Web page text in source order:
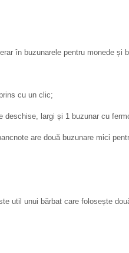
în buzunarele pentru monede și
cu un clic;
deschise, largi și 1 buzunar cu
are două buzunare mici
util unui bărbat care folosește